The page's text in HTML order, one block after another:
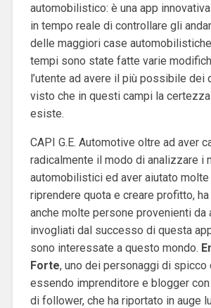
automobilistico: è una app
in tempo reale di controllare gli
delle maggiori case
tempi sono state fatte varie
l’utente ad avere il più possibile dei
visto che in questi campi la
esiste.
CAPI G.E. Automotive oltre ad aver
radicalmente il modo di analizzare i
automobilistici ed aver aiutato
riprendere quota e creare profitto,
anche molte persone provenienti da
invogliati dal successo di questa
sono interessate a questo mondo.
Forte, uno dei personaggi di spicco
essendo imprenditore e blogger con
di follower, che ha riportato in auge